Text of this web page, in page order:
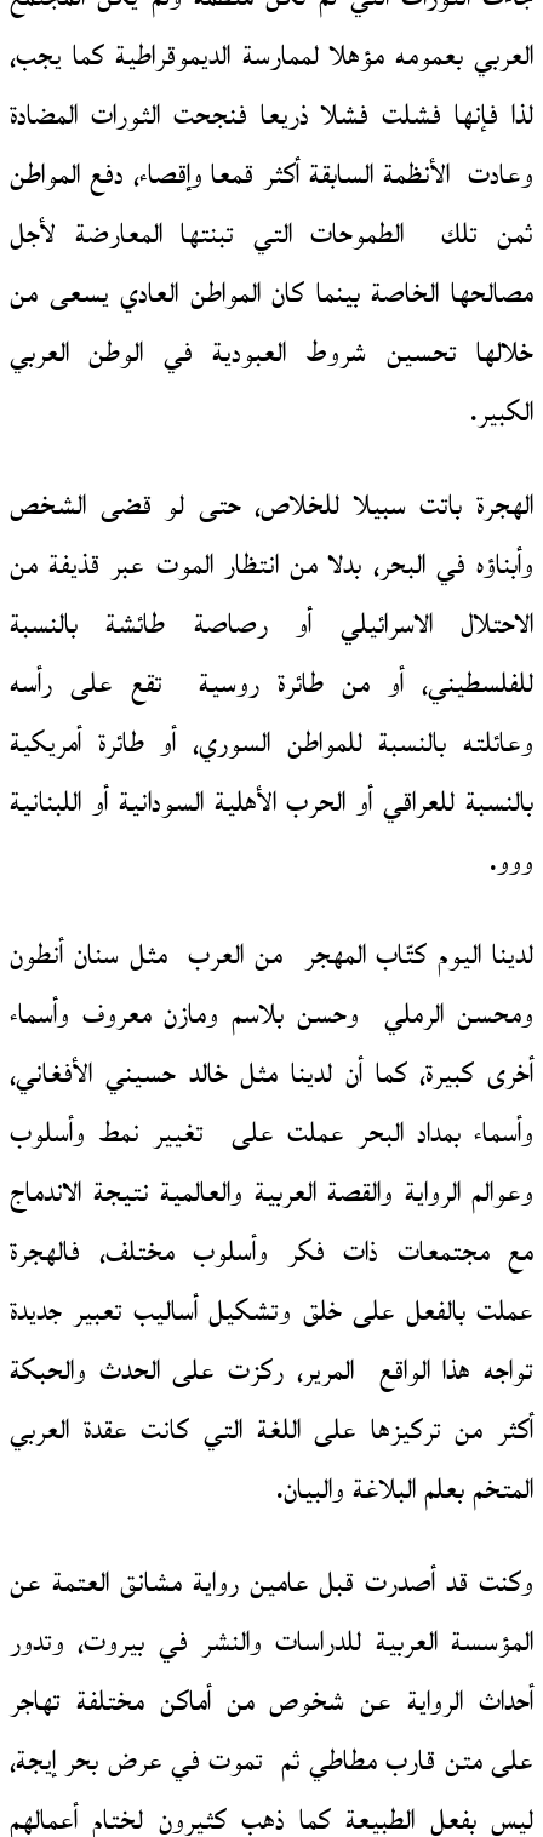
العربي بعمومه مؤهلا لممارسة الديموقراطية كما يجب،
لذا فإنها فشلت فشلا ذريعا فنجحت الثورات المضادة
وعادت الأنظمة السابقة أكثر قمعا وإقصاء، دفع المواطن
ثمن تلك الطموحات التي تبنتها المعارضة لأجل
مصالحها الخاصة بينما كان المواطن العادي يسعى من
خلالها تحسين شروط العبودية في الوطن العربي
الكبير.
الهجرة باتت سبيلا للخلاص، حتى لو قضى الشخص
وأبناؤه في البحر، بدلا من انتظار الموت عبر قذيفة من
الاحتلال الاسرائيلي أو رصاصة طائشة بالنسبة
للفلسطيني، أو من طائرة روسية تقع على رأسه
وعائلته بالنسبة للمواطن السوري، أو طائرة أمريكية
بالنسبة للعراقي أو الحرب الأهلية السودانية أو اللبنانية
ووو.
لدينا اليوم كتّاب المهجر من العرب مثل سنان أنطون
ومحسن الرملي وحسن بلاسم ومازن معروف وأسماء
أخرى كبيرة، كما أن لدينا مثل خالد حسيني الأفغاني،
وأسماء بمداد البحر عملت على تغيير نمط وأسلوب
وعوالم الرواية والقصة العربية والعالمية نتيجة الاندماج
مع مجتمعات ذات فكر وأسلوب مختلف، فالهجرة
عملت بالفعل على خلق وتشكيل أساليب تعبير جديدة
تواجه هذا الواقع المرير، ركزت على الحدث والحبكة
أكثر من تركيزها على اللغة التي كانت عقدة العربي
المتخم بعلم البلاغة والبيان.
وكنت قد أصدرت قبل عامين رواية مشانق العتمة عن
المؤسسة العربية للدراسات والنشر في بيروت، وتدور
أحداث الرواية عن شخوص من أماكن مختلفة تهاجر
على متن قارب مطاطي ثم تموت في عرض بحر إيجة،
ليس بفعل الطبيعة كما ذهب كثيرون لختام أعمالهم